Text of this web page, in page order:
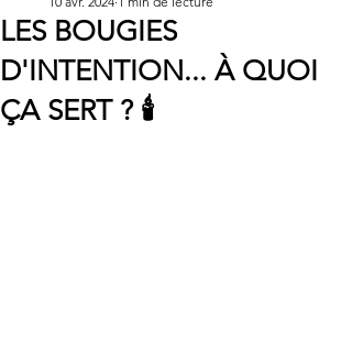
LES BOUGIES
D'INTENTION... À QUOI
ÇA SERT ? 🕯️